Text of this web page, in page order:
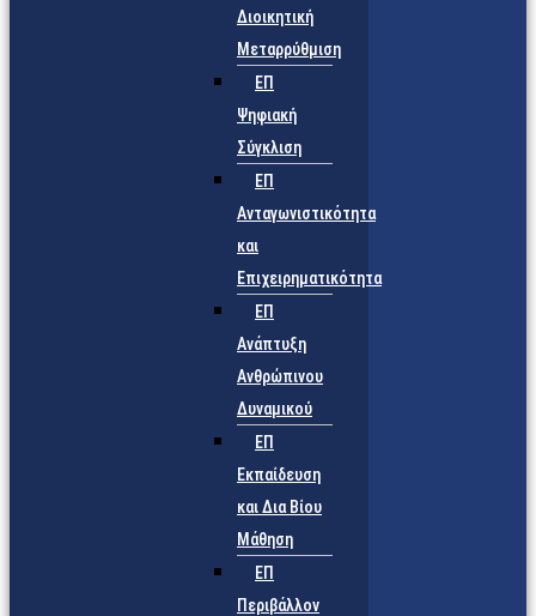
Διοικητική
Μεταρρύθμιση
ΕΠ
Ψηφιακή
Σύγκλιση
ΕΠ
Ανταγωνιστικότητα
και
Επιχειρηματικότητα
ΕΠ
Ανάπτυξη
Ανθρώπινου
Δυναμικού
ΕΠ
Εκπαίδευση
και Δια Βίου
Μάθηση
ΕΠ
Περιβάλλον